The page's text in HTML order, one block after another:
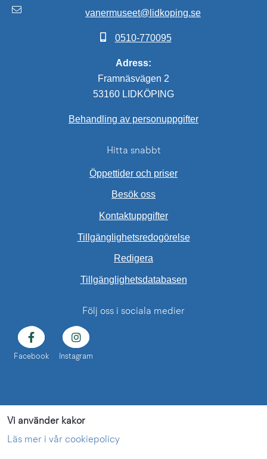
Vi använder kakor
Läs mer i vår cookiepolicy
vanermuseet@lidkoping.se
0510-770095
Adress:
Framnäsvägen 2
53160 LIDKÖPING
Behandling av personuppgifter
Hitta snabbt
Öppettider och priser
Besök oss
Kontaktuppgifter
Tillgänglighetsredogörelse
Redigera
TillgänglighetsdatabasenLänk till annan
Följ oss i sociala medier
Facebook Instagram